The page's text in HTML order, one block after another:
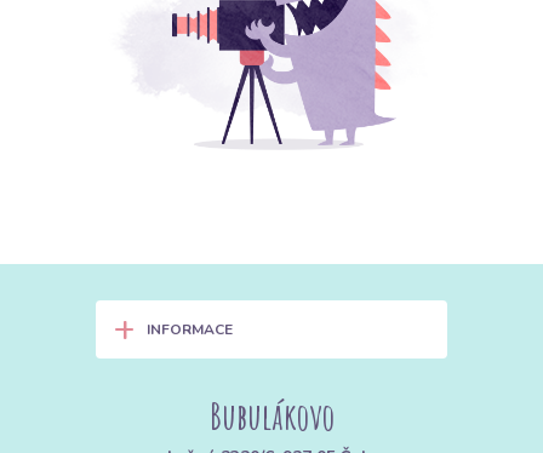
+ INFORMACE
Bubulákovo